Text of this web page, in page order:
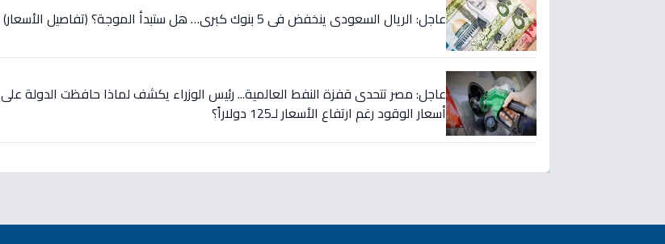
عاجل: الريال السعودي ينخفض في 5 بنوك كبرى… هل ستبدأ الموجة؟ (تفاصيل الأسعار)
عاجل: مصر تتحدى قفزة النفط العالمية... رئيس الوزراء يكشف لماذا حافظت الدولة على
أسعار الوقود رغم ارتفاع الأسعار لـ125 دولاراً؟